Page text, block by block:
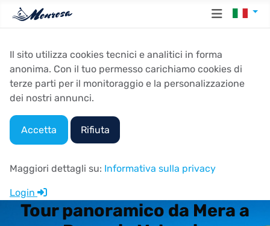
Il sito utilizza cookies tecnici e analitici in forma
anonima. Con il tuo permesso carichiamo cookies di
terze parti per il monitoraggio e la personalizzazione
dei nostri annunci.
Accetta Rifiuta
Maggiori dettagli su: Informativa sulla privacy
Login
Tour panoramico da Mera a